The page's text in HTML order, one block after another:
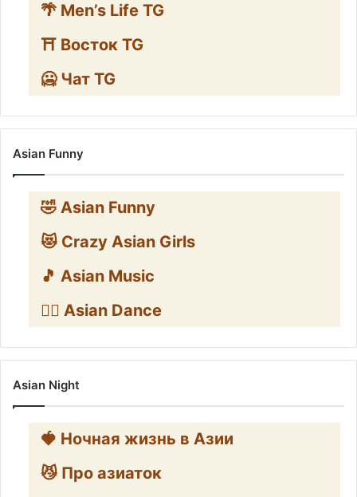
🌴 Men’s Life TG
⛩️ Восток TG
🥶 Чат TG
Asian Funny
🤣 Asian Funny
😻 Crazy Asian Girls
🎵 Asian Music
👯‍♀️ Asian Dance
Asian Night
🍓 Ночная жизнь в Азии
😼 Про азиаток